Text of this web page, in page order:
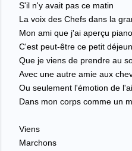
S'il n'y avait pas ce matin
La voix des Chefs dans la
Mon ami que j'ai aperçu
C'est peut-être ce petit
Que je viens de prendre au
Avec une autre amie aux
Ou seulement l'émotion de
Dans mon corps comme un
Viens
Marchons